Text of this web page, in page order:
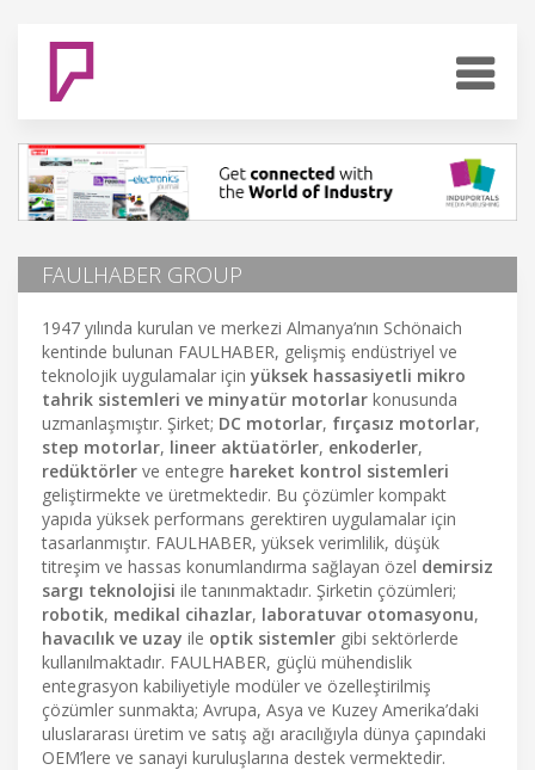
FAULHABER GROUP
1947 yılında kurulan ve merkezi Almanya’nın Schönaich
kentinde bulunan FAULHABER, gelişmiş endüstriyel ve
teknolojik uygulamalar için yüksek hassasiyetli mikro
tahrik sistemleri ve minyatür motorlar konusunda
uzmanlaşmıştır. Şirket; DC motorlar, fırçasız motorlar,
step motorlar, lineer aktüatörler, enkoderler,
redüktörler ve entegre hareket kontrol sistemleri
geliştirmekte ve üretmektedir. Bu çözümler kompakt
yapıda yüksek performans gerektiren uygulamalar için
tasarlanmıştır. FAULHABER, yüksek verimlilik, düşük
titreşim ve hassas konumlandırma sağlayan özel demirsiz
sargı teknolojisi ile tanınmaktadır. Şirketin çözümleri;
robotik, medikal cihazlar, laboratuvar otomasyonu,
havacılık ve uzay ile optik sistemler gibi sektörlerde
kullanılmaktadır. FAULHABER, güçlü mühendislik
entegrasyon kabiliyetiyle modüler ve özelleştirilmiş
çözümler sunmakta; Avrupa, Asya ve Kuzey Amerika’daki
uluslararası üretim ve satış ağı aracılığıyla dünya çapındaki
OEM’lere ve sanayi kuruluşlarına destek vermektedir.